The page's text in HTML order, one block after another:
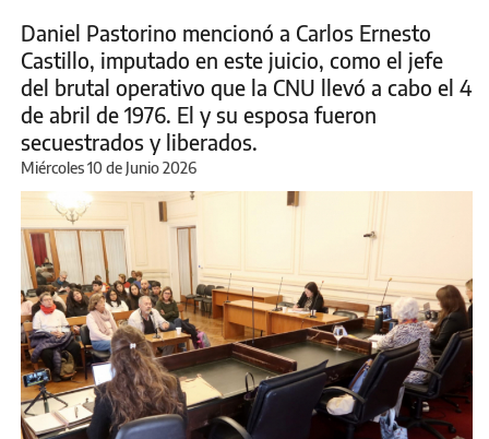
Daniel Pastorino mencionó a Carlos Ernesto
Castillo, imputado en este juicio, como el jefe
del brutal operativo que la CNU llevó a cabo el 4
de abril de 1976. El y su esposa fueron
secuestrados y liberados.
Miércoles 10 de Junio 2026